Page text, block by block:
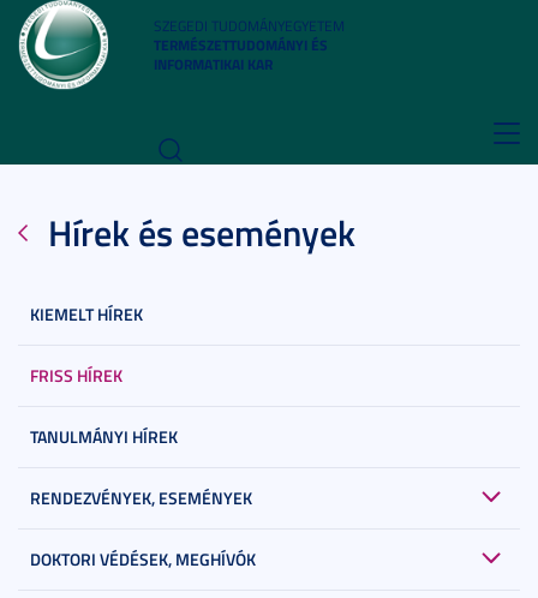
SZEGEDI TUDOMÁNYEGYETEM
TERMÉSZETTUDOMÁNYI ÉS
INFORMATIKAI KAR
Hírek és események
KIEMELT HÍREK
FRISS HÍREK
TANULMÁNYI HÍREK
RENDEZVÉNYEK, ESEMÉNYEK
DOKTORI VÉDÉSEK, MEGHÍVÓK